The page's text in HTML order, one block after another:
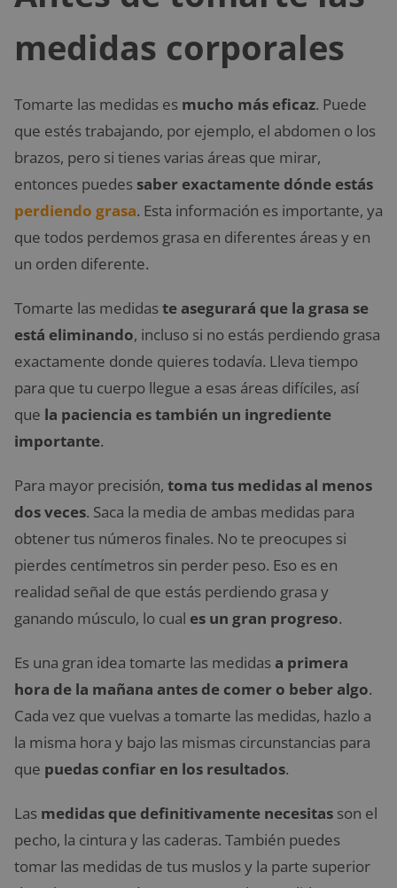
medidas corporales
Tomarte las medidas es mucho más eficaz. Puede
que estés trabajando, por ejemplo, el abdomen o los
brazos, pero si tienes varias áreas que mirar,
entonces puedes saber exactamente dónde estás
perdiendo grasa. Esta información es importante, ya
que todos perdemos grasa en diferentes áreas y en
un orden diferente.
Tomarte las medidaste asegurará que la grasa se
está eliminando, incluso si no estás perdiendo grasa
exactamente donde quieres todavía. Lleva tiempo
para que tu cuerpo llegue a esas áreas difíciles, así
que la paciencia es también un ingrediente
importante.
Para mayor precisión, toma tus medidas al menos
dos veces. Saca la media de ambas medidas para
obtener tus números finales. No te preocupes si
pierdes centímetros sin perder peso. Eso es en
realidad señal de que estás perdiendo grasa y
ganando músculo, lo cual es un gran progreso.
Es una gran idea tomarte las medidas a primera
hora de la mañana antes de comer o beber algo.
Cada vez que vuelvas a tomarte las medidas, hazlo a
la misma hora y bajo las mismas circunstancias para
que puedas confiar en los resultados.
Las medidas que definitivamente necesitas son el
pecho, la cintura y las caderas. También puedes
tomar las medidas de tus muslos y la parte superior